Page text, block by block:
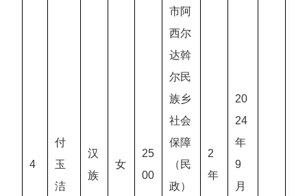
4
付
玉
洁
汉
族
女
25
00
市阿
西尔
达斡
尔民
族乡
社会
保障
（民
政）
2
年
20
24
年
9
月